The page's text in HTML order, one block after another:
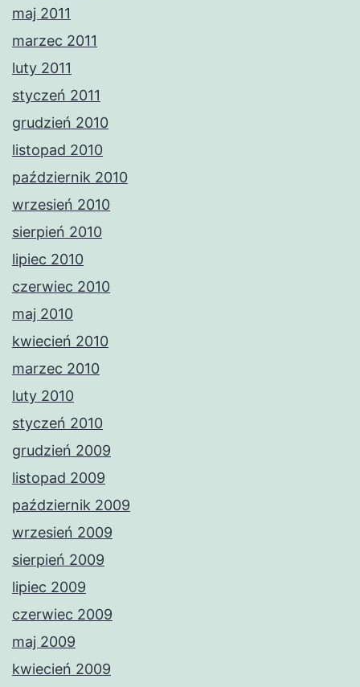
maj 2011
marzec 2011
luty 2011
styczeń 2011
grudzień 2010
listopad 2010
październik 2010
wrzesień 2010
sierpień 2010
lipiec 2010
czerwiec 2010
maj 2010
kwiecień 2010
marzec 2010
luty 2010
styczeń 2010
grudzień 2009
listopad 2009
październik 2009
wrzesień 2009
sierpień 2009
lipiec 2009
czerwiec 2009
maj 2009
kwiecień 2009